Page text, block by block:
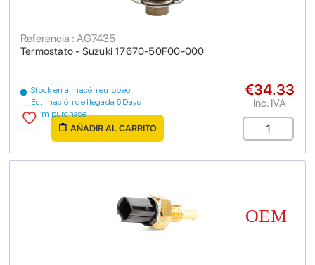
Termostato - Suzuki 17670-50F00-000
Referencia : AG7435
Stock en almacén europeo
Estimación de llegada 6 Days
from purchase
€34.33
Inc. IVA
AÑADIR AL CARRITO